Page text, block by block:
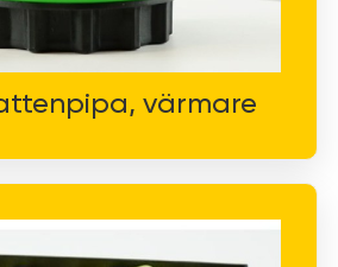
värmare